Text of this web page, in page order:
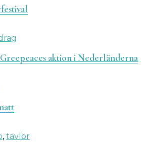
aktion i Nederländerna
, tavlor